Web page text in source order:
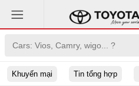
Khuyến mại Tin tổng hợp